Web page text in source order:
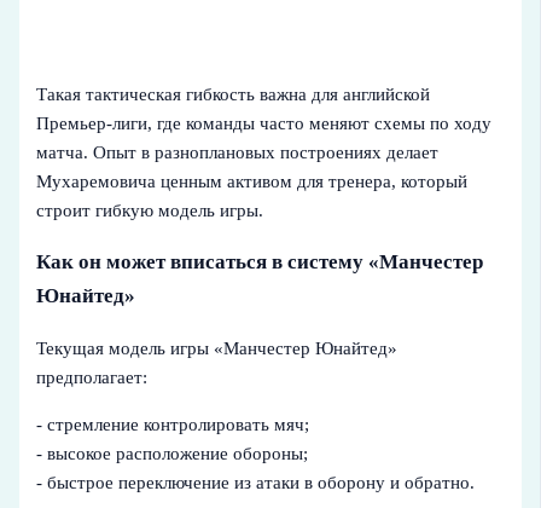
Такая тактическая гибкость важна для английской
Премьер-лиги, где команды часто меняют схемы по ходу
матча. Опыт в разноплановых построениях делает
Мухаремовича ценным активом для тренера, который
строит гибкую модель игры.
Как он может вписаться в систему «Манчестер
Юнайтед»
Текущая модель игры «Манчестер Юнайтед»
предполагает:
- стремление контролировать мяч;
- высокое расположение обороны;
- быстрое переключение из атаки в оборону и обратно.